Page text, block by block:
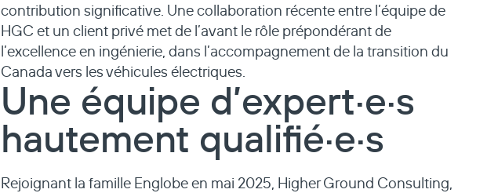
contribution significative. Une collaboration récente entre l’équipe de
HGC et un client privé met de l’avant le rôle prépondérant de
l’excellence en ingénierie, dans l’accompagnement de la transition du
Canada vers les véhicules électriques.
Une équipe d’expert·e·s
hautement qualifié·e·s
Rejoignant la famille Englobe en mai 2025, Higher Ground Consulting,